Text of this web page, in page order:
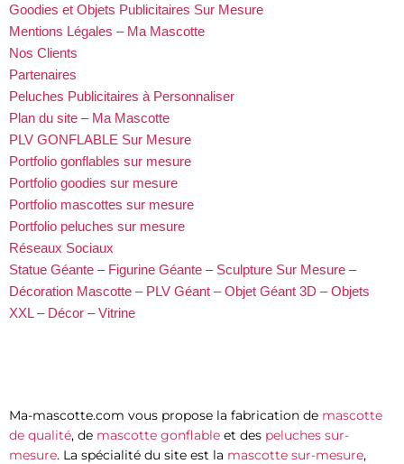
Goodies et Objets Publicitaires Sur Mesure
Mentions Légales – Ma Mascotte
Nos Clients
Partenaires
Peluches Publicitaires à Personnaliser
Plan du site – Ma Mascotte
PLV GONFLABLE Sur Mesure
Portfolio gonflables sur mesure
Portfolio goodies sur mesure
Portfolio mascottes sur mesure
Portfolio peluches sur mesure
Réseaux Sociaux
Statue Géante – Figurine Géante – Sculpture Sur Mesure –
Décoration Mascotte – PLV Géant – Objet Géant 3D – Objets
XXL – Décor – Vitrine
Ma-mascotte.com vous propose la fabrication de mascotte
de qualité, de mascotte gonflable et des peluches sur-
mesure. La spécialité du site est la mascotte sur-mesure,